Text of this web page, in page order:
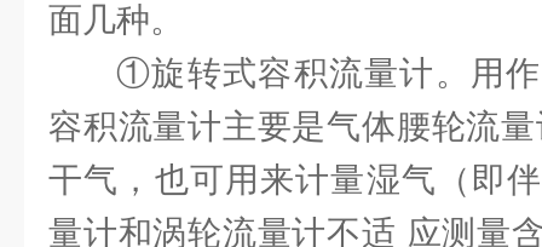
面几种。
①旋转式容积流量计。用
容积流量计主要是气体腰轮流
干气，也可用来计量湿气（即
量计和涡轮流量计不适 应测量